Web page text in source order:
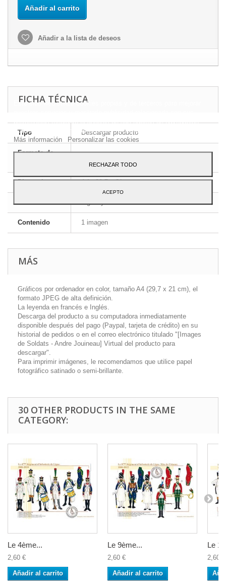
Añadir al carrito
Añadir a la lista de deseos
FICHA TÉCNICA
Tipo Descargar producto
Formato de
Dimensiones A4 - 29,7 x 21 cm
Idioma Inglés y francés
Contenido 1 imagen
MÁS
Gráficos por ordenador en color, tamaño A4 (29,7 x 21 cm), el
formato JPEG de alta definición.
La leyenda en francés e Inglés.
Descarga del producto a su computadora inmediatamente
disponible después del pago (Paypal, tarjeta de crédito) en su
historial de pedidos o en el correo electrónico titulado "[Images
de Soldats - Andre Jouineau] Virtual del producto para
descargar".
Para imprimir imágenes, le recomendamos que utilice papel
fotográfico satinado o semi-brillante.
30 OTHER PRODUCTS IN THE SAME
CATEGORY:
Le 4ème...
2,60 €
Añadir al carrito
Le 9ème...
2,60 €
Añadir al carrito
Le
2,60 €
Este sitio web utiliza cookies propias y de terceros para mejorar
preferencias mediante el análisis de sus hábitos de navegación.
Para dar su consentimiento sobre su uso pulse el botón Acepto.
Más información
Personalizar las cookies
RECHAZAR TODO
ACEPTO